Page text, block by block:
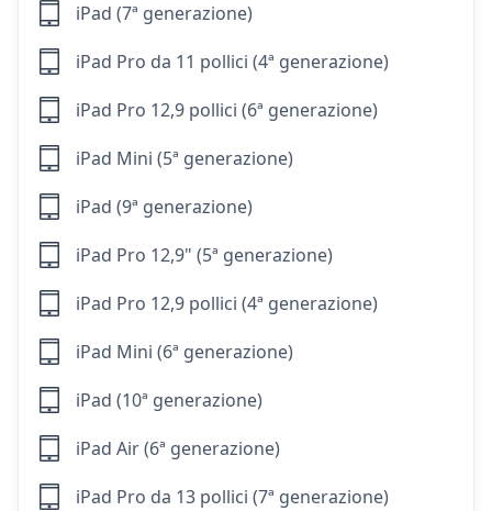
iPad (7ª generazione)
iPad Pro da 11 pollici (4ª generazione)
iPad Pro 12,9 pollici (6ª generazione)
iPad Mini (5ª generazione)
iPad (9ª generazione)
iPad Pro 12,9" (5ª generazione)
iPad Pro 12,9 pollici (4ª generazione)
iPad Mini (6ª generazione)
iPad (10ª generazione)
iPad Air (6ª generazione)
iPad Pro da 13 pollici (7ª generazione)